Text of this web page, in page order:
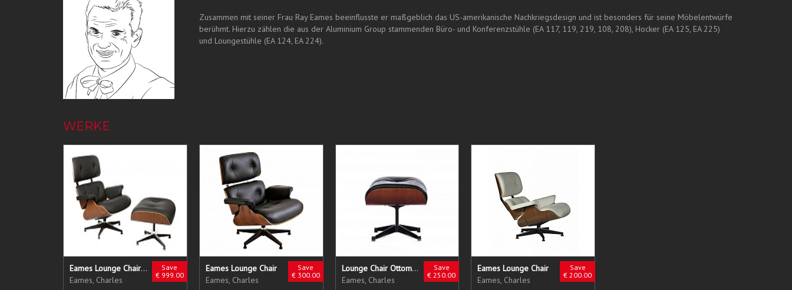
Zusammen mit seiner Frau Ray Eames beeinflusste er maßgeblich das US-amerikanische Nachkriegsdesign und ist besonders für seine Möbelentwürfe
berühmt. Hierzu zählen die aus der Aluminium Group stammenden Büro- und Konferenzstühle (EA 117, 119, 219, 108, 208), Hocker (EA 125, EA 225)
und Loungestühle (EA 124, EA 224).
WERKE
Save
€ 999.00
Eames Lounge Chair + Ottoman
Eames, Charles
Save
€ 300.00
Eames Lounge Chair
Eames, Charles
Save
€ 250.00
Lounge Chair Ottomane
Eames, Charles
Save
€ 200.00
Eames Lounge Chair
Eames, Charles